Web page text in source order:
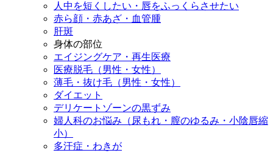
人中を短くしたい・唇をふっくらさせたい
赤ら顔・赤あざ・血管腫
肝斑
身体の部位
エイジングケア・再生医療
医療脱毛（男性・女性）
薄毛・抜け毛（男性・女性）
ダイエット
デリケートゾーンの黒ずみ
婦人科のお悩み（尿もれ・膣のゆるみ・小陰唇縮
小）
多汗症・わきが